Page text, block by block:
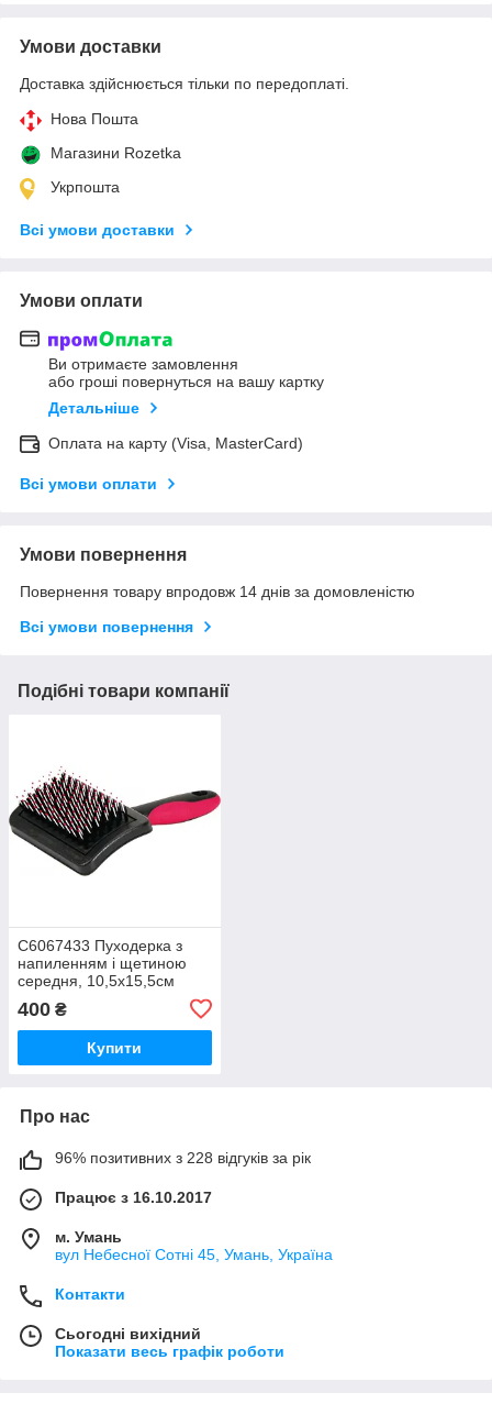
Умови доставки
Доставка здійснюється тільки по передоплаті.
Нова Пошта
Магазини Rozetka
Укрпошта
Всі умови доставки
Умови оплати
Ви отримаєте замовлення
або гроші повернуться на вашу картку
Детальніше
Оплата на карту (Visa, MasterCard)
Всі умови оплати
Умови повернення
Повернення товару впродовж 14 днів за домовленістю
Всі умови повернення
Подібні товари компанії
C6067433 Пуходерка з
напиленням і щетиною
середня, 10,5х15,5см
400 ₴
Купити
Про нас
96% позитивних з 228 відгуків за рік
Працює з 16.10.2017
м. Умань
вул Небесної Сотні 45, Умань, Україна
Контакти
Сьогодні вихідний
Показати весь графік роботи